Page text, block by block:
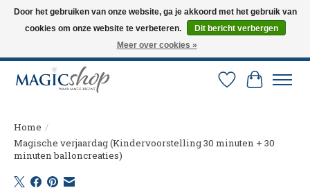
Altijd de nieuwste trucs op voorraad. Snelle verzending via PostNL en DHL.
Langskomen in onze winkel? Bel of mail om een afspraak te maken. 0251-
Verlanglijst
Home /
Magische verjaardag (Kindervoorstelling 30 minuten + 30
minuten balloncreaties)
Door het gebruiken van onze website, ga je akkoord met het gebruik van
cookies om onze website te verbeteren.
Dit bericht verbergen
Meer over cookies »